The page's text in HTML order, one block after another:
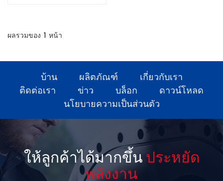
ผลรวมของ 1 หน้า
บ้าน ผลิตภัณฑ์
เกี่ยวกับเรา
ติดต่อเรา
ข่าว บล็อก
ดาวน์โหลด
นโยบายความเป็นส่วนตัว
ให้ลูกค้าได้มากขึ้น ประหยัด
พลังงาน